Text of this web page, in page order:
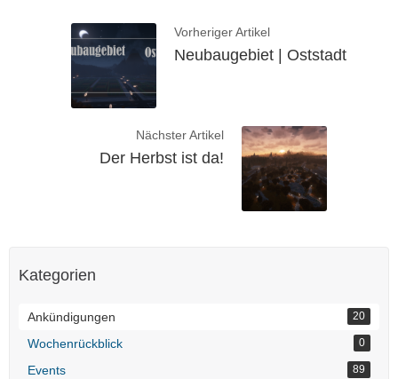
Vorheriger Artikel
Neubaugebiet | Oststadt
Nächster Artikel
Der Herbst ist da!
Kategorien
Ankündigungen 20
Wochenrückblick 0
Events 89